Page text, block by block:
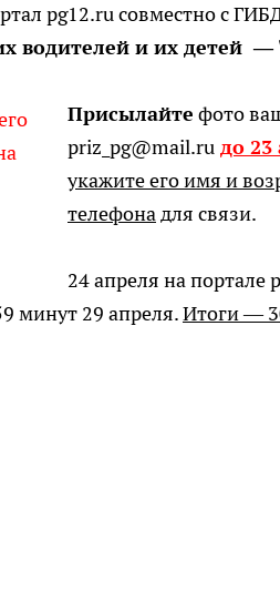
pg12.ru совместно с
водителей и их детей —
Присылайте фото
priz_pg@mail.ru до 23
укажите его имя и
телефонадля связи.
24 апреля на портале
минут 29 апреля.Итоги —